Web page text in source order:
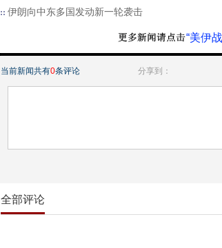
伊朗向中东多国发动新一轮袭击
“美伊
当前新闻共有0条评论 分享到：
全部评论